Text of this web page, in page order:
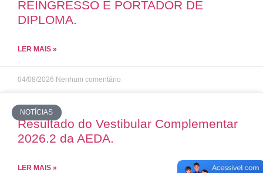
REINGRESSO E PORTADOR DE
DIPLOMA.
LER MAIS »
04/08/2026 Nenhum comentário
NOTÍCIAS
Resultado do Vestibular Complementar
2026.2 da AEDA.
LER MAIS »